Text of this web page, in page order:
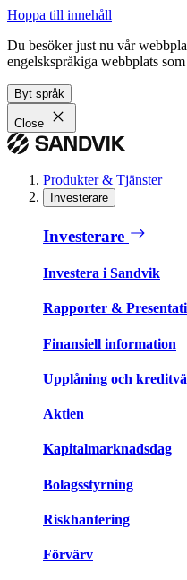
Hoppa till innehåll
Du besöker just nu vår
engelskspråkiga webbplats
Byt språk
Close
Produkter & Tjänster
Investerare
Investerare
Investera i Sandvik
Rapporter &
Finansiell information
Upplåning och
Aktien
Kapitalmarknadsdag
Bolagsstyrning
Riskhantering
Förvärv